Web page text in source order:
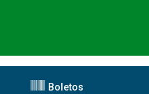
Boletos